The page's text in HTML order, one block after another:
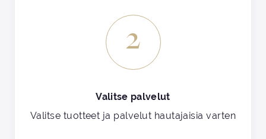
2
Valitse palvelut
Valitse tuotteet ja palvelut hautajaisia varten